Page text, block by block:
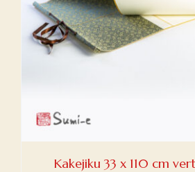
Kakejiku 33 x 110 cm